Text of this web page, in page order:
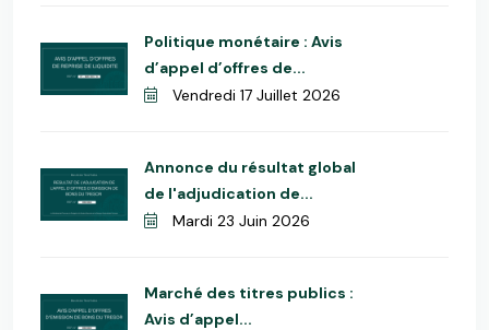
Politique monétaire : Avis
d’appel d’offres de...
Vendredi 17 Juillet 2026
Annonce du résultat global
de l'adjudication de...
Mardi 23 Juin 2026
Marché des titres publics :
Avis d’appel...